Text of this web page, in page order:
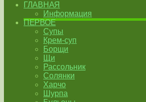
ГЛАВНАЯ
Информация
ПЕРВОЕ
Супы
Крем-суп
Борщи
Щи
Рассольник
Солянки
Харчо
Шурпа